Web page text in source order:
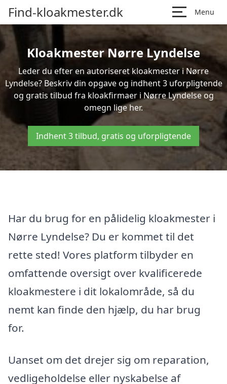
Find-kloakmester.dk Menu
Kloakmester Nørre Lyndelse
Leder du efter en autoriseret kloakmester i Nørre
Lyndelse? Beskriv din opgave og indhent 3 uforpligtende
og gratis tilbud fra kloakfirmaer i Nørre Lyndelse og
omegn lige her.
Indhent 3 tilbud, gratis og uforpligtende
Har du brug for en pålidelig kloakmester i
Nørre Lyndelse? Du er kommet til det
rette sted! Vores platform tilbyder en
omfattende oversigt over kvalificerede
kloakmestere i dit lokalområde, så du
nemt kan finde den hjælp, du har brug
for.
Uanset om det drejer sig om reparation,
vedligeholdelse eller nyskabelse af